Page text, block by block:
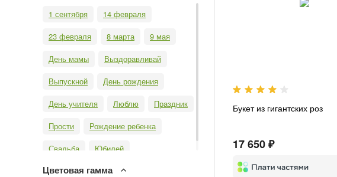
1 сентября
14 февраля
23 февраля
8 марта
9 мая
День мамы
Выздоравливай
Выпускной
День рождения
День учителя
Люблю
Праздник
Прости
Рождение ребенка
Свадьба
Юбилей
Цветовая гамма
Букет из гигантских роз
17 650 ₽